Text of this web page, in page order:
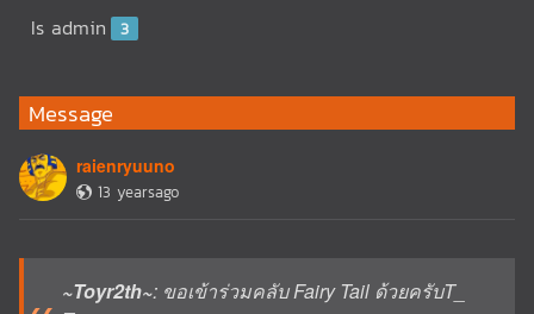
Is admin 3
Message
raienryuuno
13 yearsago
~Toyr2th~: ขอเข้าร่วมคลับ Fairy Tail ด้วยครับT_